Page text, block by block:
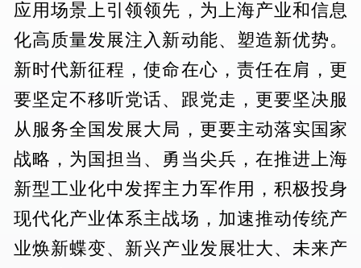
应用场景上引领领先，为上海产业和信息
化高质量发展注入新动能、塑造新优势。
新时代新征程，使命在心，责任在肩，更
要坚定不移听党话、跟党走，更要坚决服
从服务全国发展大局，更要主动落实国家
战略，为国担当、勇当尖兵，在推进上海
新型工业化中发挥主力军作用，积极投身
现代化产业体系主战场，加速推动传统产
业焕新蝶变、新兴产业发展壮大、未来产